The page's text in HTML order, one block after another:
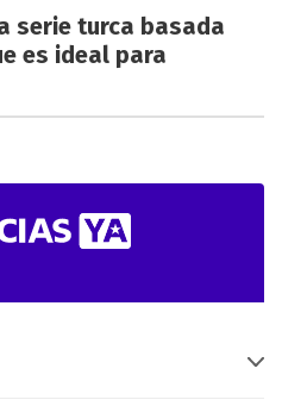
serie turca basada
es ideal para